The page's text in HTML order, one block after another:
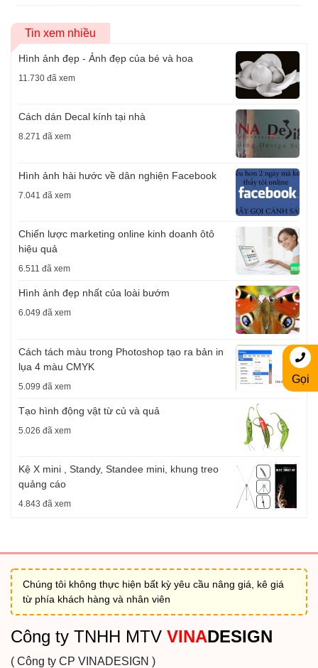
Tin xem nhiều
Hình ảnh đẹp - Ảnh đẹp của bé và hoa
11.730 đã xem
Cách dán Decal kính tại nhà
8.271 đã xem
Hình ảnh hài hước về dân nghiện Facebook
7.041 đã xem
Chiến lược marketing online kinh doanh ôtô
hiệu quả
6.511 đã xem
Hình ảnh đẹp nhất của loài bướm
6.049 đã xem
Cách tách màu trong Photoshop tạo ra bản in
lụa 4 màu CMYK
5.099 đã xem
Tạo hình động vật từ củ và quả
5.026 đã xem
Kệ X mini , Standy, Standee mini, khung treo
quảng cáo
4.843 đã xem
Chúng tôi không thực hiện bất kỳ yêu cầu nâng giá, kê giá
từ phía khách hàng và nhân viên
Công ty TNHH MTV VINADESIGN
( Công ty CP VINADESIGN )
Gọi